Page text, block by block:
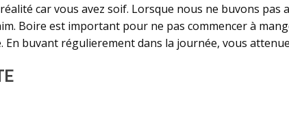
car vous avez soif. Lorsque nous ne buvons
Boire est important pour ne pas commencer à
En buvant régulierement dans la journée, vous